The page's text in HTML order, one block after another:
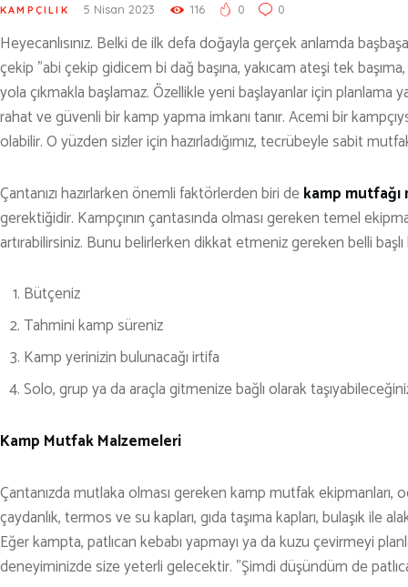
KAMPÇILIK
KARA AVI
KARAVAN
OTO | MOTO
KOŞU
PET SHOP
SCUBA DALIŞ
SEYAHAT
SNOWBOARD
TEKNE & YAT
TEKNOLOJİ
TENİS
TIRMANIŞ
KAMPÇILIK 5 Nisan 2023 116 0 0
Heyecanlısınız. Belki de ilk defa doğayla gerçek anlamda
çekip ”abi çekip gidicem bi dağ başına, yakıcam ateşi tek
yola çıkmakla başlamaz. Özellikle yeni başlayanlar için planlama
rahat ve güvenli bir kamp yapma imkanı tanır. Acemi bir
olabilir. O yüzden sizler için hazırladığımız, tecrübeyle sabit
Çantanızı hazırlarken önemli faktörlerden biri dekamp
gerektiğidir. Kampçının çantasında olması gereken temel
artırabilirsiniz. Bunu belirlerken dikkat etmeniz gereken belli başlı
Bütçeniz
Tahmini kamp süreniz
Kamp yerinizin bulunacağı irtifa
Solo, grup ya da araçla gitmenize bağlı olarak
Kamp Mutfak Malzemeleri
Çantanızda mutlaka olması gereken kamp mutfak ekipmanları,
çaydanlık, termos ve su kapları, gıda taşıma kapları, bulaşık ile
Eğer kampta, patlıcan kebabı yapmayı ya da kuzu çevirmeyi
deneyiminizde size yeterli gelecektir. ”Şimdi düşündüm de